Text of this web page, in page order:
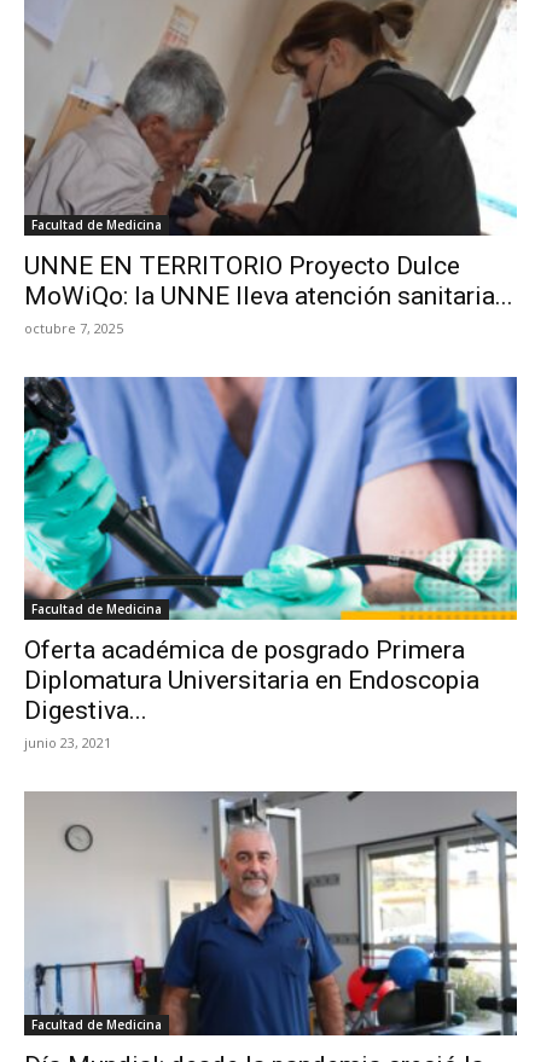
Facultad de Medicina
UNNE EN TERRITORIO Proyecto Dulce
MoWiQo: la UNNE lleva atención sanitaria...
octubre 7, 2025
Facultad de Medicina
Oferta académica de posgrado Primera
Diplomatura Universitaria en Endoscopia
Digestiva...
junio 23, 2021
Facultad de Medicina